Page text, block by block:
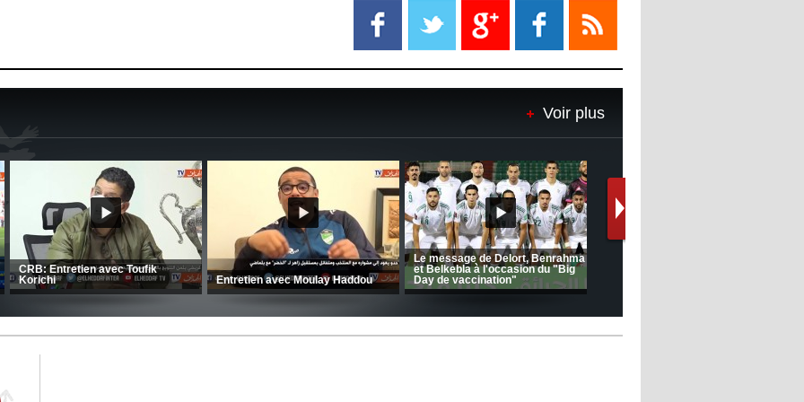
propriétaire
Le Barça savoure sa première
place et chambre le Real Madrid
de matchs"
12:39 - 2022/11/06
Real : Les dirigeants veulent le
départ d'Hazard cet hiver
Voir plus
(Coupe de la CAF) Nkana FC 1 -
CRB 0
CSC: La préparation des hommes
d’Amrani se poursuit en Tunisie
MCA: Kaci-Saïd évoque le large
succès du Mouloudia face au FC
MFM